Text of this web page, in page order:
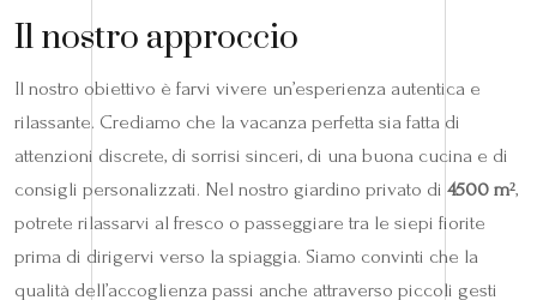
Il nostro approccio
Il nostro obiettivo è farvi vivere un’esperienza autentica e
rilassante. Crediamo che la vacanza perfetta sia fatta di
attenzioni discrete, di sorrisi sinceri, di una buona cucina e di
consigli personalizzati. Nel nostro giardino privato di 4500 m²,
potrete rilassarvi al fresco o passeggiare tra le siepi fiorite
prima di dirigervi verso la spiaggia. Siamo convinti che la
qualità dell’accoglienza passi anche attraverso piccoli gesti